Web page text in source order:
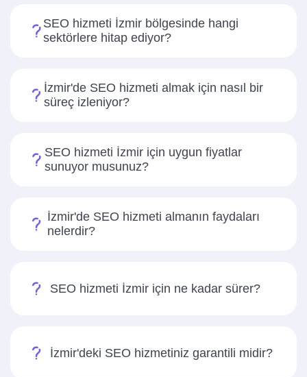
SEO hizmeti İzmir bölgesinde hangi
sektörlere hitap ediyor?
İzmir'de SEO hizmeti almak için nasıl bir
süreç izleniyor?
SEO hizmeti İzmir için uygun fiyatlar
sunuyor musunuz?
İzmir'de SEO hizmeti almanın faydaları
nelerdir?
SEO hizmeti İzmir için ne kadar sürer?
İzmir'deki SEO hizmetiniz garantili midir?